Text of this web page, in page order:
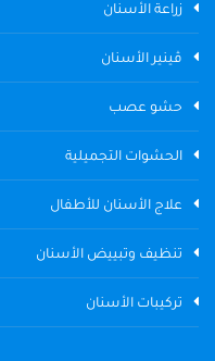
زراعة الأسنان
ڤينير الأسنان
حشو عصب
الحشوات التجميلية
علاج الأسنان للأطفال
تنظيف وتبييض الأسنان
تركيبات الأسنان